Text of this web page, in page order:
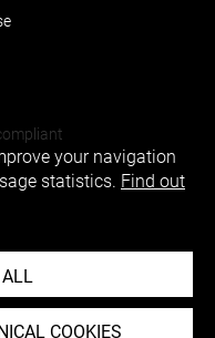
your navigation
statistics. Find out
COOKIES